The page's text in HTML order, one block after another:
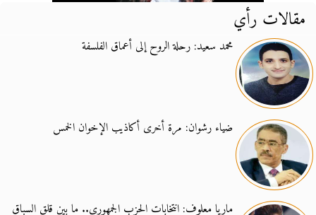
مقالات رأي
محمد سعيد: رحلة الروح إلى أعماق الفلسفة
ضياء رشوان: مرة أخرى أكاذيب الإخوان الخمس
ماريا معلوف: انتخابات الحزب الجمهوري.. ما بين قلق السباق